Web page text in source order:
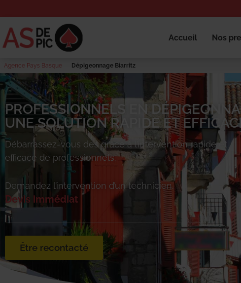
Accueil Nos
Agence Pays Basque Dépigeonnage Biarritz
PROFESSIONNELS EN
UNE SOLUTION RAPIDE ET
Débarrassez-vous desgrâce à l’intervention rapide et
efficace de professionnels.
Demandez l’intervention d’un technicien.
Devis immédiat
Être recontacté